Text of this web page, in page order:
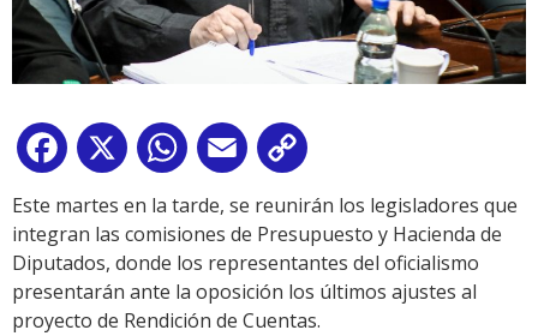
Facebook
X WhatsApp
Email
Link
Este martes en la tarde, se reunirán los legisladores que
integran las comisiones de Presupuesto y Hacienda de
Diputados, donde los representantes del oficialismo
presentarán ante la oposición los últimos ajustes al
proyecto de Rendición de Cuentas.